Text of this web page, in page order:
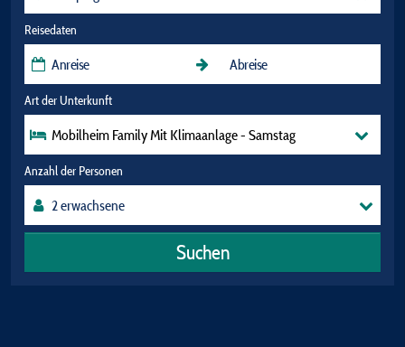
Reisedaten
Art der Unterkunft
Mobilheim Family Mit Klimaanlage - Samstag
Anzahl der Personen
Suchen